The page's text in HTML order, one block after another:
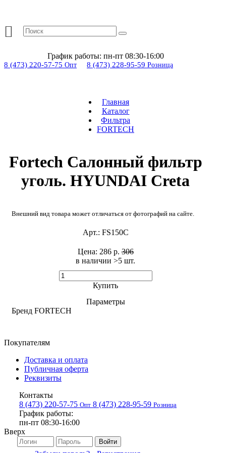
График работы: пн-пт 08:30-16:00
8 (473) 220-57-75 Опт 8 (473) 228-95-59 Розница
Главная
Каталог
Фильтра
FORTECH
Fortech Салонный фильтр
уголь. HYUNDAI Creta
Внешний вид товара может отличаться от фотографий на сайте.
Арт.: FS150C
в наличии >5 шт. ​
Цена: 286 р.306
Купить
Параметры
Бренд FORTECH
Покупателям
Доставка и оплата
Публичная оферта
Реквизиты
Контакты
8 (473) 220-57-75 Опт 8 (473) 228-95-59 Розница
График работы:
пн-пт 08:30-16:00
Вверх
Войти